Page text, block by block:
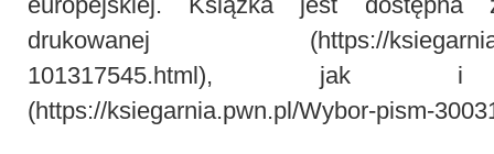
drukowanej (https://
101317545.html), jak i
(https://ksiegarnia.pwn.pl/Wybor-pism-